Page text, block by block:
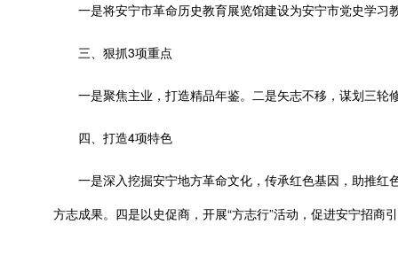
一是将安宁市革命历史教育展览馆建设为安宁市党史学习
三、狠抓3项重点
一是聚焦主业，打造精品年鉴。二是矢志不移，谋划三轮
四、打造4项特色
一是深入挖掘安宁地方革命文化，传承红色基因，助推红
方志成果。四是以史促商，开展“方志行”活动，促进安宁招商